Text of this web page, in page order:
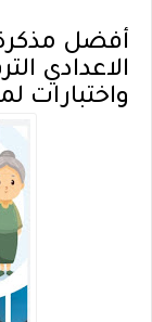
أفضل
واختبارات